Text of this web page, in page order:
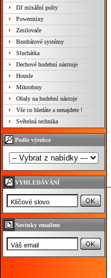
DJ mixážní pulty
Powermixy
Zesilovače
Bezdrátové systémy
Sluchátka
Dechové hudební nástroje
Housle
Mikrofony
Obaly na hudební nástoje
Vše co hledáte a nenajdete !
Světelná technika
Podle výrobce
VYHLEDÁVÁNÍ
Novinky emailem